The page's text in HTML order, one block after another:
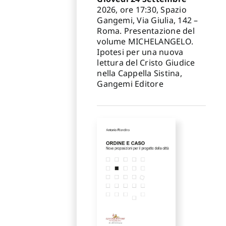
2026, ore 17:30, Spazio
Gangemi, Via Giulia, 142 –
Roma. Presentazione del
volume MICHELANGELO.
Ipotesi per una nuova
lettura del Cristo Giudice
nella Cappella Sistina,
Gangemi Editore